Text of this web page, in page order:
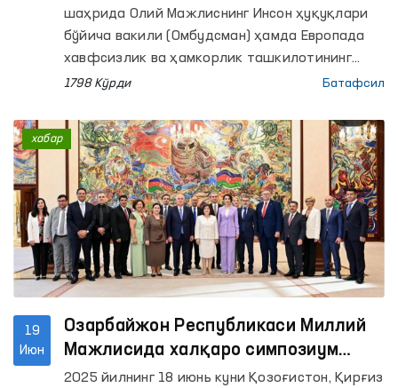
тренинг ўтказилди
шаҳрида Олий Мажлиснинг Инсон ҳуқуқлари
бўйича вакили (Омбудсман) ҳамда Европада
хавфсизлик ва ҳамкорлик ташкилотининг
(ЕХҲТ) Ўзбекистондаги Лойиҳалари
шартномавий органларига муқобил
ҳисоботлар тайёрлашнинг долзарб
масалалари” мавзусида уч кунлик семинар-
тренинг ўтказилди.
1798 Кўрди Батафсил
19
Июн
Озарбайжон Республикаси Миллий
Мажлисида халқаро симпозиум
иштирокчилари билан учрашув
2025 йилнинг 18 июнь куни Қозоғистон, Қирғиз
хабар